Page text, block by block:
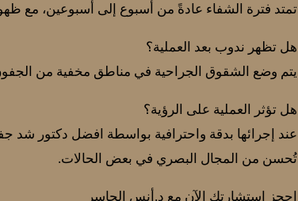
تمتد فترة الشفاء عادةً من أسبوع إلى أسبوعين، مع
هل تظهر ندوب بعد العملية؟
يتم وضع الشقوق الجراحية في مناطق مخفية من
هل تؤثر العملية على الرؤية؟
عند إجرائها بدقة واحترافية بواسطة افضل دكتور شد
تُحسن من المجال البصري في بعض الحالات.
احجز استشارتك الآن مع د.أنس الجاسر